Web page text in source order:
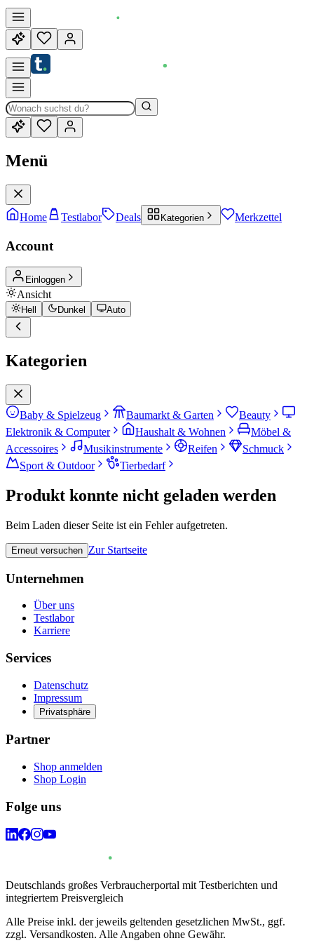
Menü
Home Testlabor Deals Kategorien Merkzettel
Account
Einloggen
Ansicht
Hell Dunkel Auto
Kategorien
Baby & Spielzeug Baumarkt & Garten
Beauty
Elektronik & Computer
Haushalt & Wohnen
Möbel &
Accessoires
Musikinstrumente Reifen
Schmuck
Sport & Outdoor
Tierbedarf
Produkt konnte nicht geladen werden
Beim Laden dieser Seite ist ein Fehler aufgetreten.
Erneut versuchen Zur Startseite
Unternehmen
Über uns
Testlabor
Karriere
Services
Datenschutz
Impressum
Privatsphäre
Partner
Shop anmelden
Shop Login
Folge uns
Deutschlands großes Verbraucherportal mit Testberichten und
integriertem Preisvergleich
Alle Preise inkl. der jeweils geltenden gesetzlichen MwSt., ggf.
zzgl. Versandkosten. Alle Angaben ohne Gewähr.